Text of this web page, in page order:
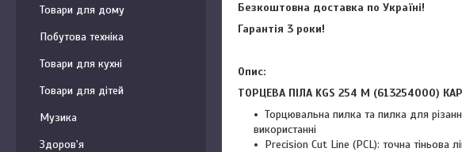
Безкоштовна доставка по Україні!
Гарантія 3 роки!
Опис:
ТОРЦЕВА ПІЛА KGS 254 M (613254000)
Торцювальна пилка та пилка для
використанні
Precision Cut Line (PCL): точна тіньова
Товари для дому
Побутова техніка
Товари для кухні
Товари для дітей
Музика
Здоров'я